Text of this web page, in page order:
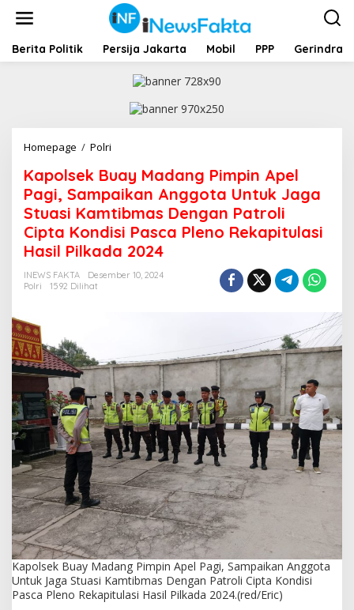
t
Berita Politik Persija Jakarta Mobil PPP Gerindra
Homepage / Polri
p
o
l
s
e
k
B
u
a
n
g
P
i
m
p
i
n
A
p
e
l
P
a
g
i
,
Kapolsek Buay Madang Pimpin Apel
Pagi, Sampaikan Anggota Untuk Jaga
Stuasi Kamtibmas Dengan Patroli
Cipta Kondisi Pasca Pleno Rekapitulasi
Hasil Pilkada 2024
INEWS FAKTA
Desember 10, 2024
Polri
1592 Dilihat
Kapolsek Buay Madang Pimpin Apel Pagi, Sampaikan Anggota
Untuk Jaga Stuasi Kamtibmas Dengan Patroli Cipta Kondisi
Pasca Pleno Rekapitulasi Hasil Pilkada 2024.(red/Eric)